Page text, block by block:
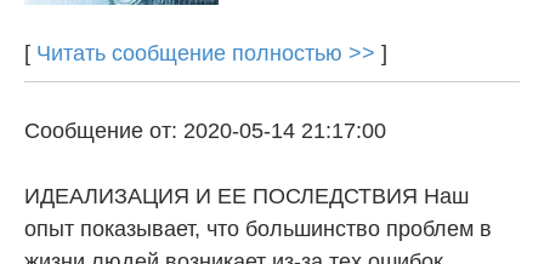
[ Читать сообщение полностью >> ]
Сообщение от: 2020-05-14 21:17:00
ИДЕАЛИЗАЦИЯ И ЕЕ ПОСЛЕДСТВИЯ Наш
опыт показывает, что большинство проблем в